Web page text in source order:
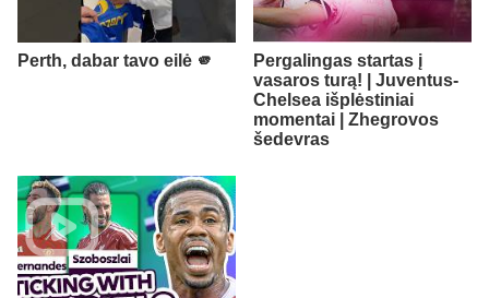
Perth, dabar tavo eilė 🫵
Pergalingas startas į
vasaros turą! | Juventus-
Chelsea išplėstiniai
momentai | Zhegrovos
šedevras